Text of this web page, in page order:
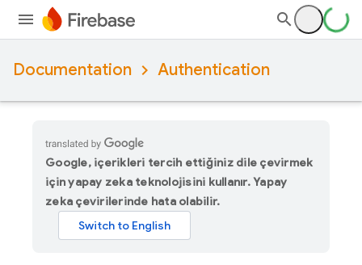
Documentation Authentication
Google, içerikleri tercih ettiğiniz dile çevirmek
için yapay zeka teknolojisini kullanır. Yapay
zeka çevirilerinde hata olabilir.